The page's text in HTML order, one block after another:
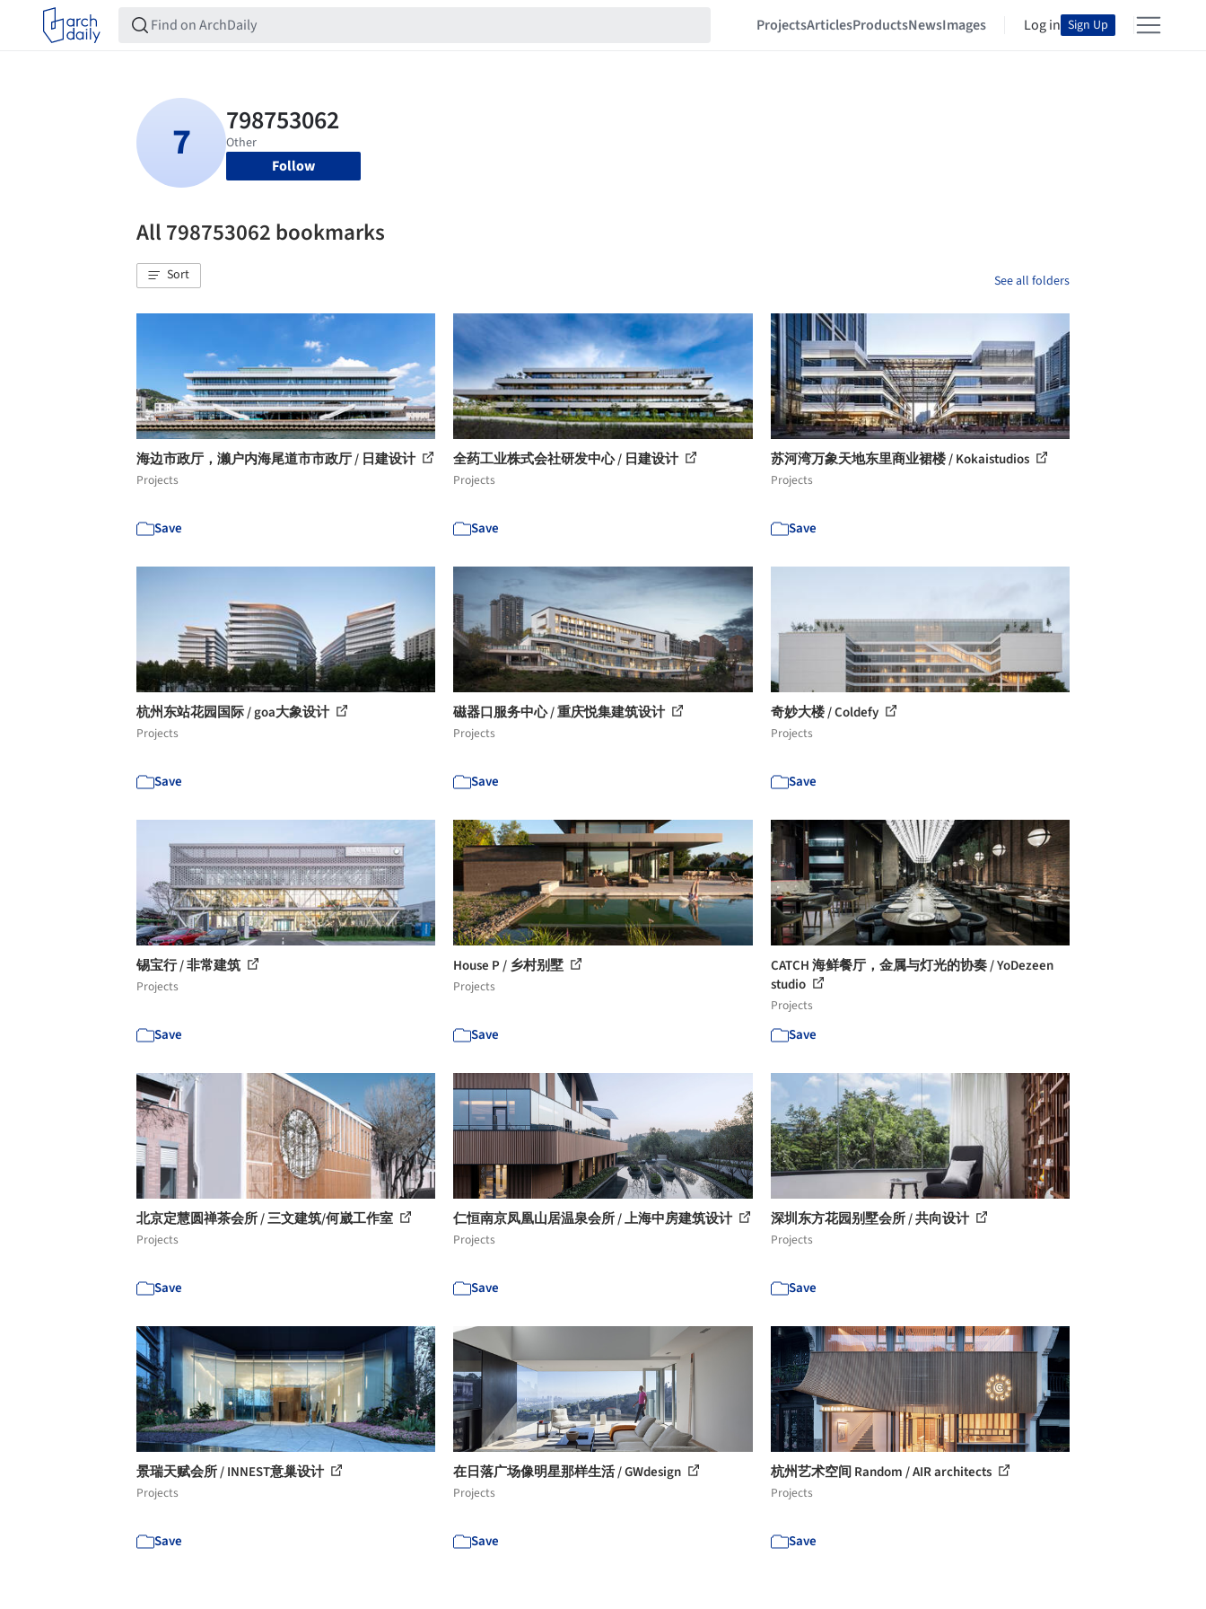
ProjectsArticlesProductsNewsImages Log in Sign Up
Follow
All 798753062 bookmarks
Sort See all folders
海边市政厅，濑户内海尾道市市政厅 / 日建设计
Projects
Save
全药工业株式会社研发中心 / 日建设计
Projects
Save
苏河湾万象天地东里商业裙楼 / Kokaistudios
Projects
Save
杭州东站花园国际 / goa大象设计
Projects
Save
磁器口服务中心 / 重庆悦集建筑设计
Projects
Save
奇妙大楼 / Coldefy
Projects
Save
锡宝行 / 非常建筑
Projects
Save
House P / 乡村别墅
Projects
Save
CATCH 海鲜餐厅，金属与灯光的协奏 / YoDezeen
studio
Projects
Save
北京定慧圆禅茶会所 / 三文建筑/何崴工作室
Projects
Save
仁恒南京凤凰山居温泉会所 / 上海中房建筑设计
Projects
Save
深圳东方花园别墅会所 / 共向设计
Projects
Save
景瑞天赋会所 / INNEST意巢设计
Projects
Save
在日落广场像明星那样生活 / GWdesign
Projects
Save
杭州艺术空间 Random / AIR architects
Projects
Save